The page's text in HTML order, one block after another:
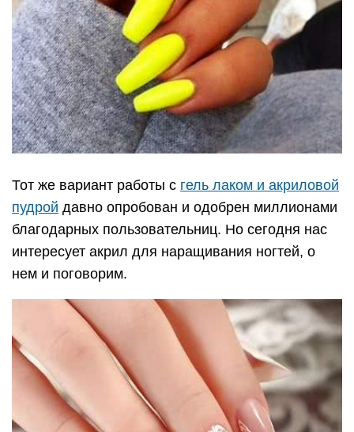
Тот же вариант работы с гель лаком и акриловой
пудрой давно опробован и одобрен миллионами
благодарных пользовательниц. Но сегодня нас
интересует акрил для наращивания ногтей, о
нем и поговорим.